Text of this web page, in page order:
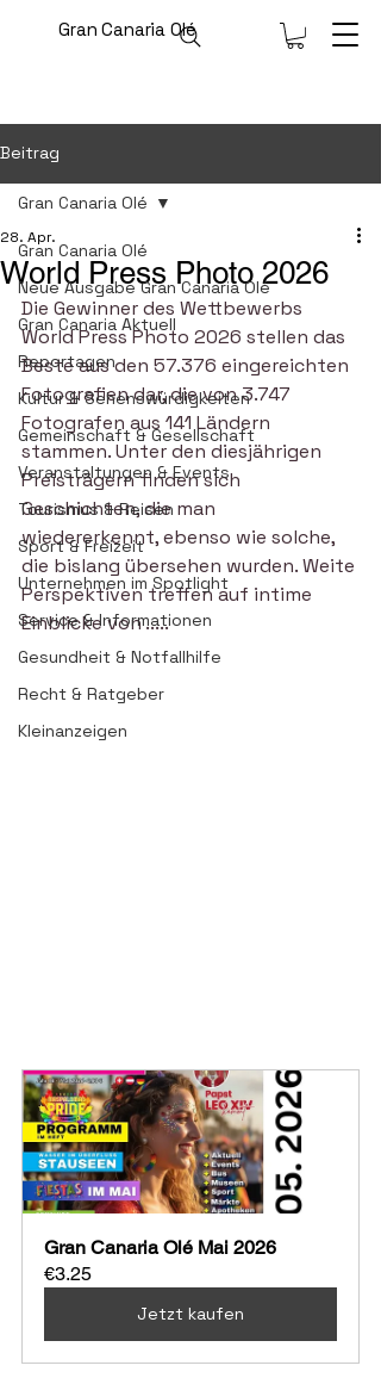
Gran Canaria Olé
Beitrag
Gran Canaria Olé
Neue Ausgabe Gran Canaria Olé
Gran Canaria Aktuell
Reportagen
Kultur & Sehenswürdigkeiten
Gemeinschaft & Gesellschaft
Veranstaltungen & Events
Tourismus & Reisen
Sport & Freizeit
Unternehmen im Spotlight
Service & Informationen
Gesundheit & Notfallhilfe
Recht & Ratgeber
Kleinanzeigen
Gran Canaria Olé
World Press Photo 2026
28. Apr.
Die Gewinner des Wettbewerbs
World Press Photo 2026 stellen das
Beste aus den 57.376 eingereichten
Fotografien dar, die von 3.747
Fotografen aus 141 Ländern
stammen. Unter den diesjährigen
Preisträgern finden sich
Geschichten, die man
wiedererkennt, ebenso wie solche,
die bislang übersehen wurden. Weite
Perspektiven treffen auf intime
Einblicke von .....
Gran Canaria Olé Mai 2026
€3.25
Jetzt kaufen